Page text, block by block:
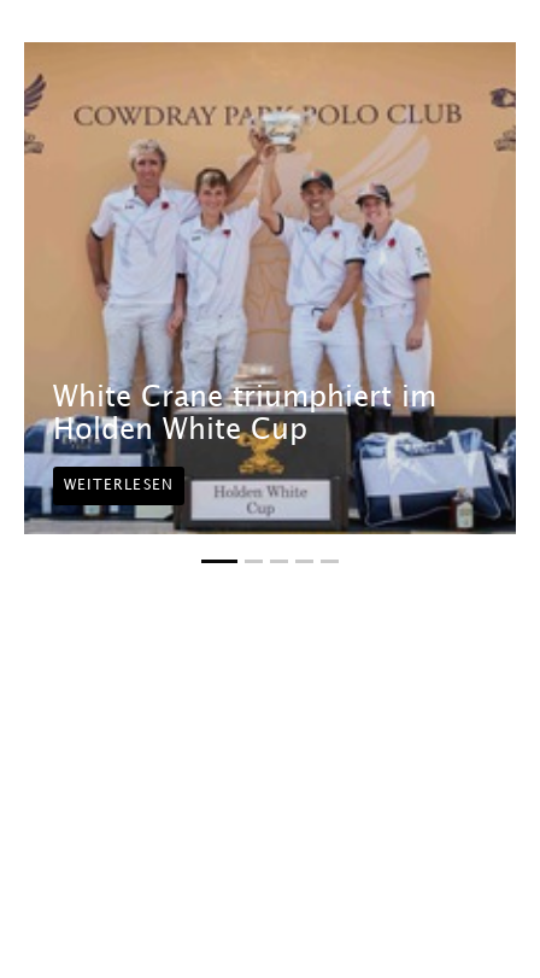
White Crane triumphiert im
Holden White Cup
WEITERLESEN